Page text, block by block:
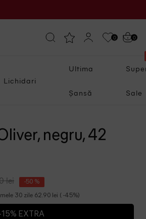
0 0
Lichidari
Ultima
Șansă Sale
negru, 42
lei -50 %
30 zile 62.90 lei ( -45%)
EXTRA